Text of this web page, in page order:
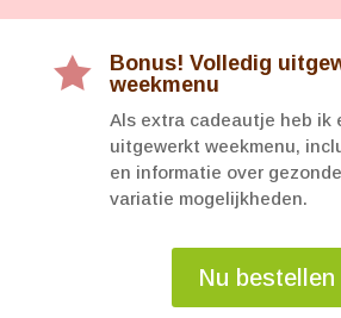

Bonus! Volledig
weekmenu
Als extra cadeautje heb ik
uitgewerkt weekmenu,
en informatie over
variatie mogelijkheden.
Nu bestellen